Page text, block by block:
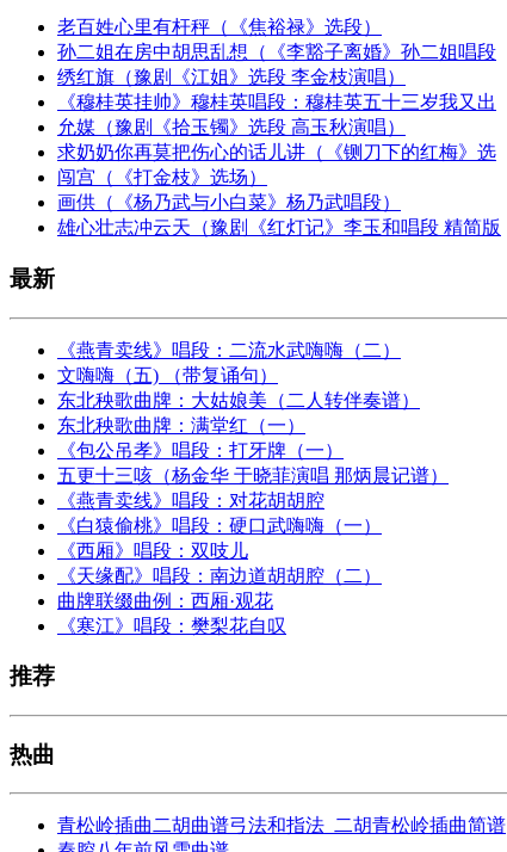
老百姓心里有杆秤（《焦裕禄》选段）
孙二姐在房中胡思乱想（《李豁子离婚》孙二姐唱段
绣红旗（豫剧《江姐》选段 李金枝演唱）
《穆桂英挂帅》穆桂英唱段：穆桂英五十三岁我又出
允媒（豫剧《拾玉镯》选段 高玉秋演唱）
求奶奶你再莫把伤心的话儿讲（《铡刀下的红梅》选
闯宫（《打金枝》选场）
画供（《杨乃武与小白菜》杨乃武唱段）
雄心壮志冲云天（豫剧《红灯记》李玉和唱段 精简版
最新
《燕青卖线》唱段：二流水武嗨嗨（二）
文嗨嗨（五) （带复诵句）
东北秧歌曲牌：大姑娘美（二人转伴奏谱）
东北秧歌曲牌：满堂红（一）
《包公吊孝》唱段：打牙牌（一）
五更十三咳（杨金华 于晓菲演唱 那炳晨记谱）
《燕青卖线》唱段：对花胡胡腔
《白猿偷桃》唱段：硬口武嗨嗨（一）
《西厢》唱段：双吱儿
《天缘配》唱段：南边道胡胡腔（二）
曲牌联缀曲例：西厢·观花
《寒江》唱段：樊梨花自叹
推荐
热曲
青松岭插曲二胡曲谱弓法和指法_二胡青松岭插曲简谱